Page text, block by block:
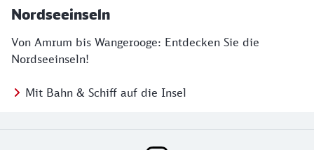
Nordseeinseln
Von Amrum bis Wangerooge: Entdecken Sie die
Nordseeinseln!
Mit Bahn & Schiff auf die Insel